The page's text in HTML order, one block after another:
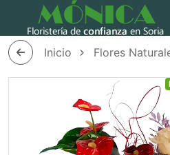
Inicio Flores